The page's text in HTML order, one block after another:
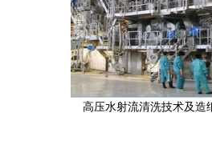
高压水射流清洗技术及造